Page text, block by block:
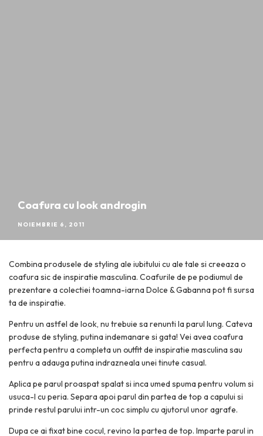
Coafura cu look androgin
NOIEMBRIE 6, 2011
Combina produsele de styling ale iubitului cu ale tale si creeaza o
coafura sic de inspiratie masculina. Coafurile de pe podiumul de
prezentare a colectiei toamna-iarna Dolce & Gabanna pot fi sursa
ta de inspiratie.
Pentru un astfel de look, nu trebuie sa renunti la parul lung. Cateva
produse de styling, putina indemanare si gata! Vei avea coafura
perfecta pentru a completa un outfit de inspiratie masculina sau
pentru a adauga putina indrazneala unei tinute casual.
Aplica pe parul proaspat spalat si inca umed spuma pentru volum si
usuca-l cu peria. Separa apoi parul din partea de top a capului si
prinde restul parului intr-un coc simplu cu ajutorul unor agrafe.
Dupa ce ai fixat bine cocul, revino la partea de top. Imparte parul in